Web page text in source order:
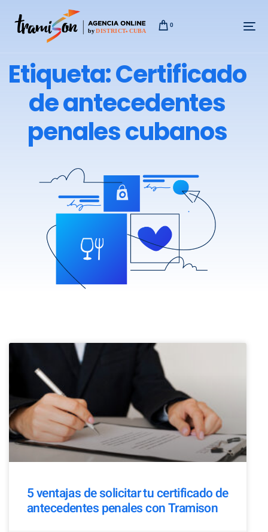
0
Etiqueta: Certificado
de antecedentes
penales cubanos
5 ventajas de solicitar tu certificado de
antecedentes penales con Tramison